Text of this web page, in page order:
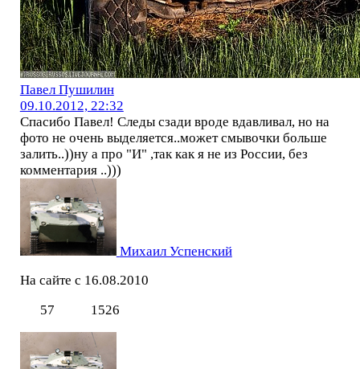
Павел Пушилин
09.10.2012, 22:32
Спасибо Павел! Следы сзади вроде вдавливал, но на
фото не очень выделяется..может смывочки больше
залить..))ну а про "И" ,так как я не из России, без
комментария ..)))
Михаил Успенский
На сайте с 16.08.2010
57
1526